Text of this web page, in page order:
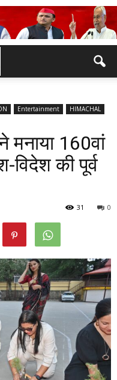
Entertainment
HIMACHAL
160वां
विदेश की पूर्व
0
31